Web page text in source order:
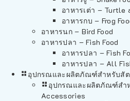
อาหารเต่า – Turtle
อาหารกบ – Frog
อาหารนก – Bird Food
อาหารปลา – Fish Food
อาหารปลา – Fish
อาหารปลา – All
อุปกรณและผลิตภัณฑ์สำหรับสัต
อุปกรณและผลิตภัณฑ์สำ
Accessories